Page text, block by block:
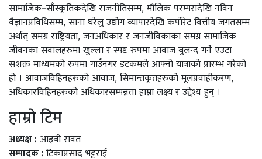
सामाजिक–साँस्कृतिकदेखि राजनीतिसम्म, मौलिक परम्परादेखि नविन
वैज्ञानप्रविधिसम्म, साना घरेलु उद्योग व्यापारदेखि कर्पोरेट वित्तीय जगतसम्म
अर्थात् समग्र राष्ट्रियता, जनअधिकार र जनजीविकाका समग्र सामाजिक
जीवनका सवालहरुमा खुल्ला र स्पष्ट रुपमा आवाज बुलन्द गर्ने एउटा
सशक्त माध्यमको रुपमा गाउँनगर डटकमले आफ्नो यात्राको प्रारम्भ गरेको
हो । आवाजविहिनहरुको आवाज, सिमान्तकृतहरुको मूलप्रवाहीकरण,
अधिकारविहिनहरुको अधिकारसम्पन्नता हाम्रा लक्ष्य र उद्देश्य हुन् ।
हाम्राे टिम
अध्यक्ष : आइबी रावत
सम्पादक : टिकाप्रसाद भट्टराई